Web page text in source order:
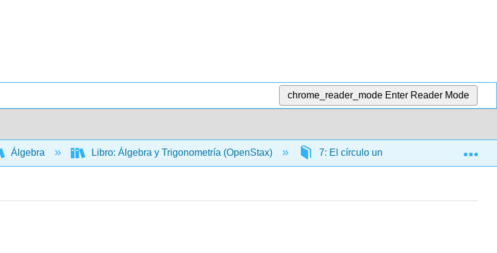
chrome_reader_mode Enter Reader Mode
Álgebra Libro: Álgebra y Trigonometría (OpenStax) 7: El círculo unitario - Funciones de